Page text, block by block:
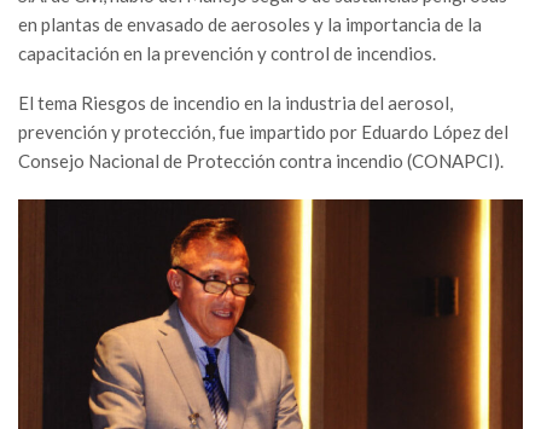
en plantas de envasado de aerosoles y la importancia de la
capacitación en la prevención y control de incendios.
El tema Riesgos de incendio en la industria del aerosol,
prevención y protección, fue impartido por Eduardo López del
Consejo Nacional de Protección contra incendio (CONAPCI).